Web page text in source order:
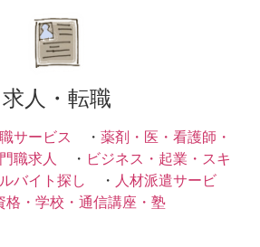
求人・転職
サービス ・ 薬剤・医・看護師・
職求人
・ ビジネス・起業・スキ
バイト探し ・ 人材派遣サービ
格・学校・通信講座・塾